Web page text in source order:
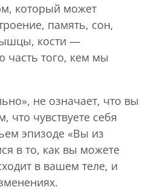
который может
память, сон,
кости —
часть того, кем мы
не означает, что вы
что чувствуете себя
эпизоде «Вы из
в то, как вы можете
в вашем теле, и